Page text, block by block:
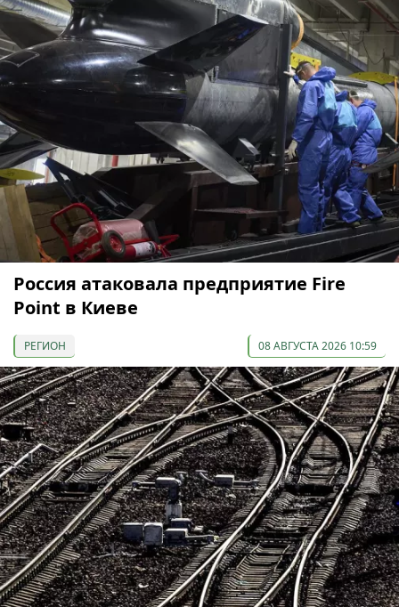
Россия атаковала предприятие Fire
Point в Киеве
РЕГИОН 08 АВГУСТА 2026 10:59